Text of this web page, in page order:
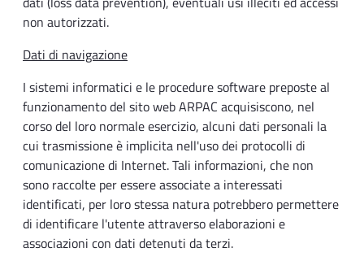
non autorizzati.
Dati di navigazione
I sistemi informatici e le procedure software preposte al
funzionamento del sito web ARPAC acquisiscono, nel
corso del loro normale esercizio, alcuni dati personali la
cui trasmissione è implicita nell'uso dei protocolli di
comunicazione di Internet. Tali informazioni, che non
sono raccolte per essere associate a interessati
identificati, per loro stessa natura potrebbero permettere
di identificare l'utente attraverso elaborazioni e
associazioni con dati detenuti da terzi.